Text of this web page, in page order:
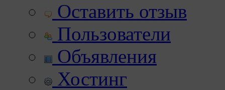
Оставить отзыв
Пользователи
Объявления
Хостинг